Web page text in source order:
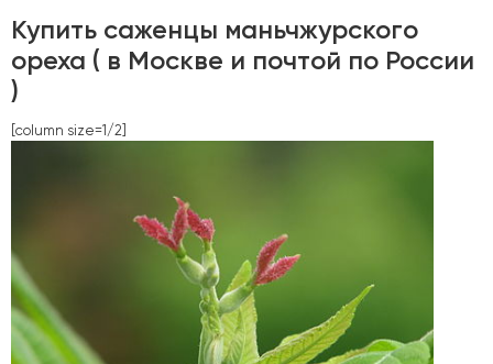
Купить саженцы маньчжурского
ореха ( в Москве и почтой по России
)
[column size=1/2]